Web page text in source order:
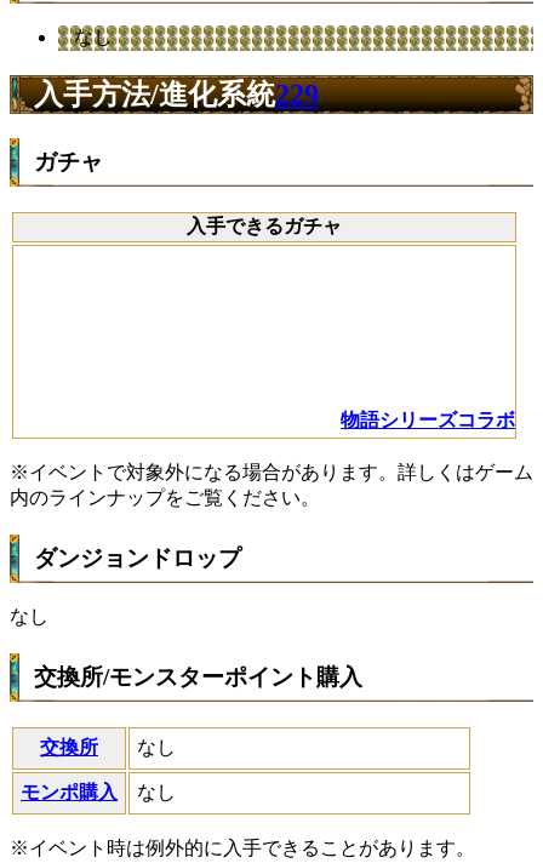
なし
入手方法/進化系統229
ガチャ
入手できるガチャ
物語シリーズコラボ
※イベントで対象外になる場合があります。詳しくはゲーム
内のラインナップをご覧ください。
ダンジョンドロップ
なし
交換所/モンスターポイント購入
交換所 なし
モンポ購入 なし
※イベント時は例外的に入手できることがあります。